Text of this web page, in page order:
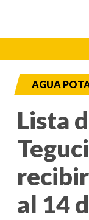
AGUA
Lista
al 14